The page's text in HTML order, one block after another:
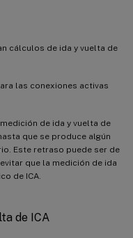
cálculos de ida y vuelta de
las conexiones activas
de ida y vuelta de
que se produce algún
Este retraso puede ser de
que la medición de ida
de ICA.
de ICA